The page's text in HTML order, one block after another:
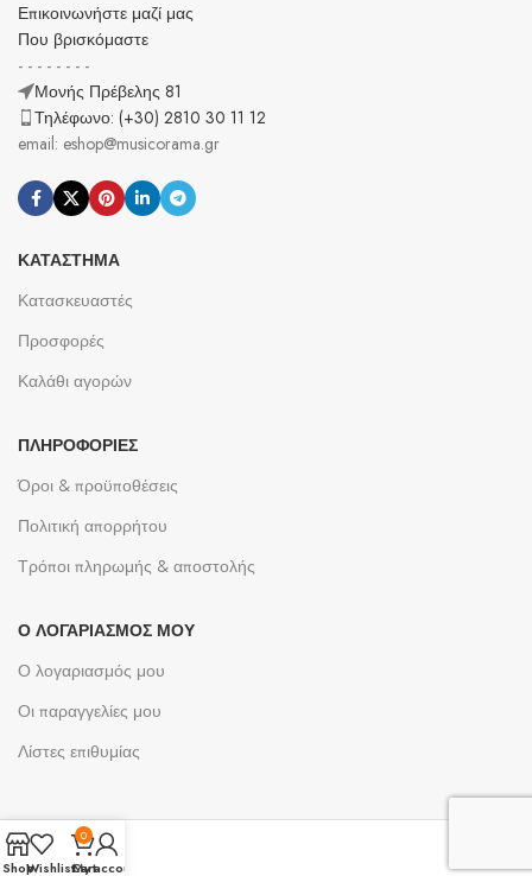
Επικοινωνήστε μαζί μας
Που βρισκόμαστε
- - - - - - - -
Μονής Πρέβελης 81
Τηλέφωνο: (+30) 2810 30 11 12
email: eshop@musicorama.gr
ΚΑΤΆΣΤΗΜΑ
Κατασκευαστές
Προσφορές
Καλάθι αγορών
ΠΛΗΡΟΦΟΡΊΕΣ
Όροι & προϋποθέσεις
Πολιτική απορρήτου
Τρόποι πληρωμής & αποστολής
Ο ΛΟΓΑΡΙΑΣΜΌΣ ΜΟΥ
Ο λογαριασμός μου
Οι παραγγελίες μου
Λίστες επιθυμίας
ShopWishlist
0
Cart
My account